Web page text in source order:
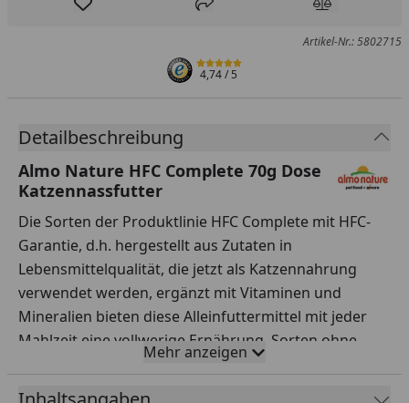
Produkt zur Wunschliste hinzufügen
Teilen Produkt
Artikel-Nr.: 5802715
4,74/ 5
Detailbeschreibung
Almo Nature HFC Complete 70g Dose
Katzennassfutter
Die Sorten der Produktlinie HFC Complete mit HFC-
Garantie, d.h. hergestellt aus Zutaten in
Lebensmittelqualität, die jetzt als Katzennahrung
verwendet werden, ergänzt mit Vitaminen und
Mineralien bieten diese Alleinfuttermittel mit jeder
Mahlzeit eine vollwerige Ernährung. Sorten ohne
Getreide. Sorten ohne chemische
Konservierungsstoffe oder Farbstoffe. Erhältlich als:
Mehr anzeigen